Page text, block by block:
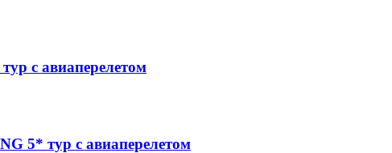
с авиаперелетом
5* тур с авиаперелетом